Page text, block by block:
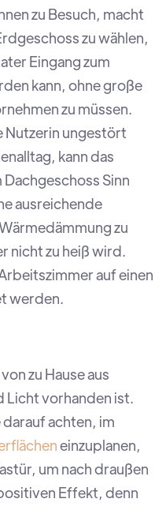
zu Besuch, macht
zu wählen,
Eingang zum
kann, ohne große
zu müssen.
Nutzerin ungestört
kann das
Sinn
ausreichende
zu
nicht zu heiß wird.
auf einen
werden.
zu Hause aus
Licht vorhanden ist.
achten, im
einzuplanen,
um nach draußen
Effekt, denn